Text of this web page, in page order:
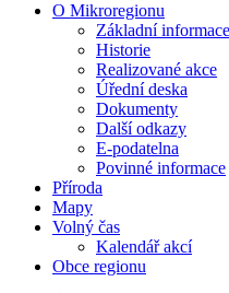
O Mikroregionu
Základní informace
Historie
Realizované akce
Úřední deska
Dokumenty
Další odkazy
E-podatelna
Povinné informace
Příroda
Mapy
Volný čas
Kalendář akcí
Obce regionu